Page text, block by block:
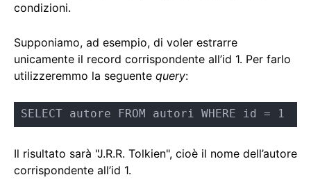
condizioni.
Supponiamo, ad esempio, di voler estrarre
unicamente il record corrispondente all’id 1. Per farlo
utilizzeremmo la seguente query:
SELECT autore FROM autori WHERE id = 1
Il risultato sarà "J.R.R. Tolkien", cioè il nome dell’autore
corrispondente all’id 1.